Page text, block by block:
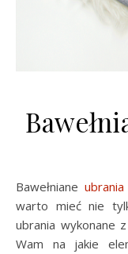
Bawełniane ubrania
warto mieć nie
ubrania wykonane
Wam na jakie